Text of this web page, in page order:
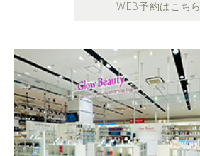
WEB予約はこちら